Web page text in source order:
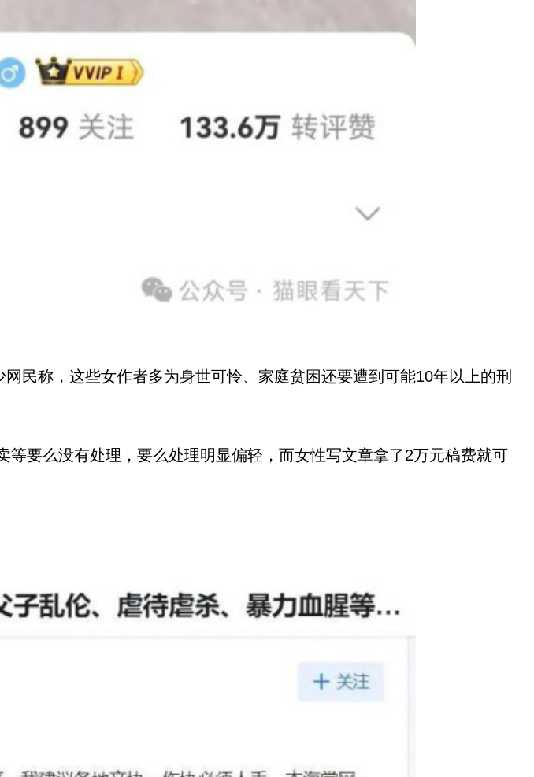
民称，这些女作者多为身世可怜、家庭贫困还要遭到可能10年以上的刑
要么没有处理，要么处理明显偏轻，而女性写文章拿了2万元稿费就可